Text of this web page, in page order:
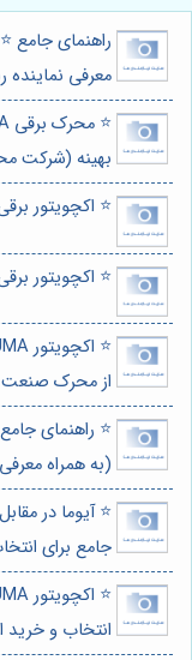
معرفی نماینده
بهینه (شرکت
⭐️ اکچویتور
⭐️ اکچویتور
از محرک صنعت
⭐️ راهنمای
(به همراه
⭐️ آیوما در
جامع برای
انتخاب و خرید